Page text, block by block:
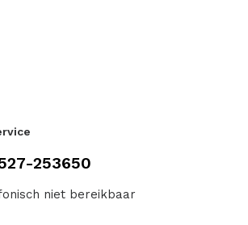
253650
niet bereikbaar